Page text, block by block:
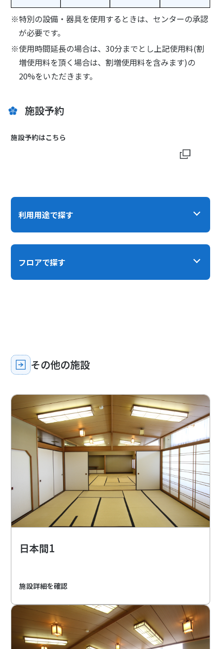
※特別の設備・器具を使用するときは、センターの承認
が必要です。
※使用時間延長の場合は、30分までとし上記使用料(割
増使用料を頂く場合は、割増使用料を含みます)の
20%をいただきます。
施設予約
施設予約はこちら
利用用途で探す
フロアで探す
その他の施設
日本間1
施設詳細を確認